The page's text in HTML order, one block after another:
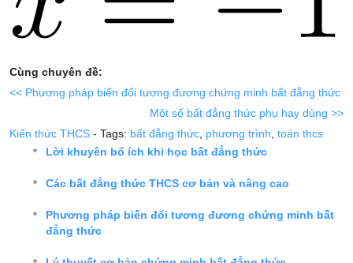
Cùng chuyên đề:
<< Phương pháp biến đổi tương đương chứng minh bất đẳng thức
Một số bất đẳng thức phụ hay dùng >>
Kiến thức THCS - Tags: bất đẳng thức phương trình toán thcs
Lời khuyên bổ ích khi học bất đẳng thức
Các bất đẳng thức THCS cơ bản và nâng cao
Phương pháp biến đổi tương đương chứng minh bất
đẳng thức